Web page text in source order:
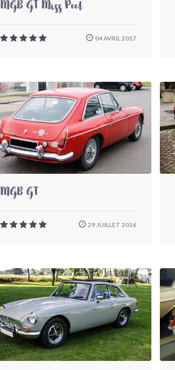
MGB GT Miss Peel
04 AVRIL 2017
MGB GT
29 JUILLET 2016